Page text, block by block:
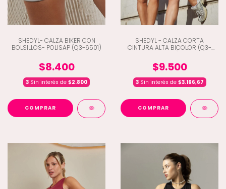
SHEDYL- CALZA BIKER CON
BOLSILLOS- POLISAP (Q3-6501)
$8.400
3 Sin interés de $2.800
COMPRAR
SHEDYL - CALZA CORTA
CINTURA ALTA BICOLOR (Q3-
$9.500
3Sin interés de $3.166,67
COMPRAR